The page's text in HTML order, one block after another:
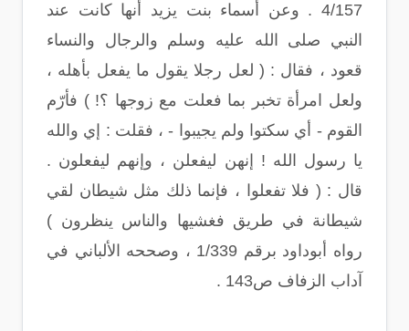
4/157 . وعن أسماء بنت يزيد أنها كانت عند
النبي صلى الله عليه وسلم والرجال والنساء
قعود ، فقال : ( لعل رجلا يقول ما يفعل بأهله ،
ولعل امرأة تخبر بما فعلت مع زوجها ؟! ) فأرّم
القوم - أي سكتوا ولم يجيبوا - ، فقلت : إي والله
يا رسول الله ! إنهن ليفعلن ، وإنهم ليفعلون .
قال : ( فلا تفعلوا ، فإنما ذلك مثل شيطان لقي
شيطانة في طريق فغشيها والناس ينظرون )
رواه أبوداود برقم 1/339 ، وصححه الألباني في
آداب الزفاف ص143 .